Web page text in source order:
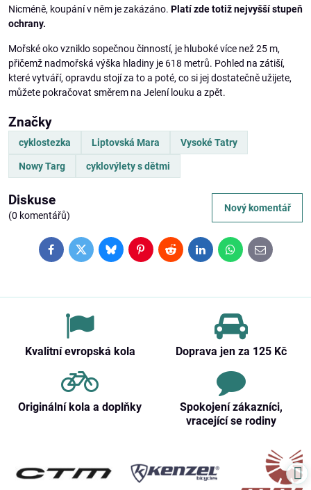
Nicméně, koupání v něm je zakázáno. Platí zde totiž nejvyšší stupeň
ochrany.
Mořské oko vzniklo sopečnou činností, je hluboké více než 25 m,
přičemž nadmořská výška hladiny je 618 metrů. Pohled na zátiší,
které vytváří, opravdu stojí za to a poté, co si jej dostatečně užijete,
můžete pokračovat směrem na Jelení louku a zpět.
Značky
cyklostezka Liptovská Mara Vysoké Tatry
Nowy Targ cyklovýlety s dětmi
Diskuse
(0 komentářů)
Nový komentář
FacebookTwitterBlueskyPinterestRedditLinkedInWhatsApp
E-
mail
Kvalitní evropská kola Doprava jen za 125 Kč
Originální kola a doplňky
Spokojení zákazníci,
vracející se rodiny